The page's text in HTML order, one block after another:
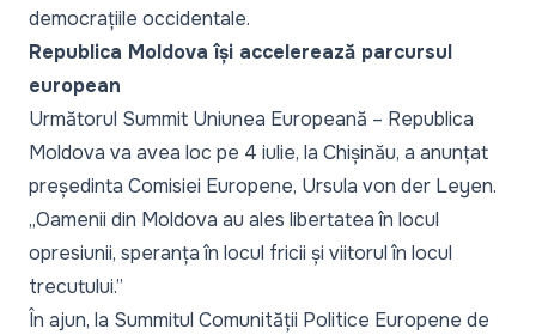
democrațiile occidentale.
Republica Moldova își accelerează parcursul
european
Următorul Summit Uniunea Europeană – Republica
Moldova va avea loc pe 4 iulie, la Chișinău, a anunțat
președinta Comisiei Europene, Ursula von der Leyen.
„Oamenii din Moldova au ales libertatea în locul
opresiunii, speranța în locul fricii și viitorul în locul
trecutului.”
În ajun, la Summitul Comunității Politice Europene de